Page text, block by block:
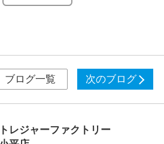
ブログ一覧 次のブログ
トレジャーファクトリー